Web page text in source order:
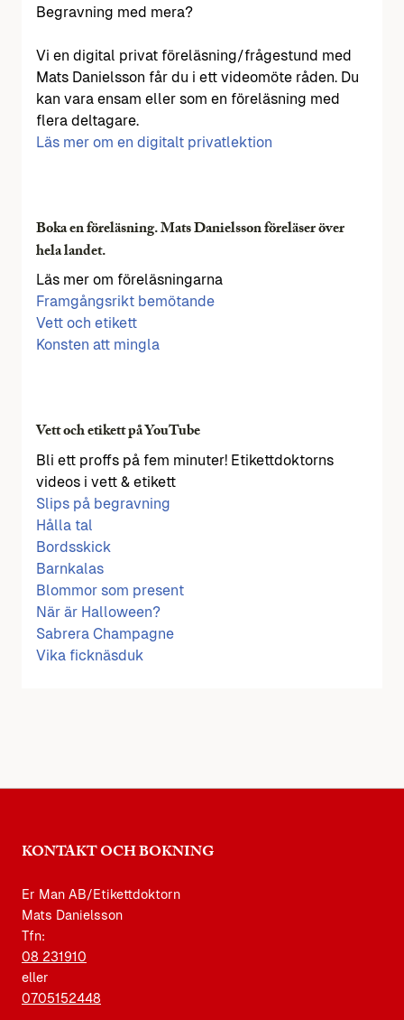
Begravning med mera?
Vi en digital privat föreläsning/frågestund med
Mats Danielsson får du i ett videomöte råden. Du
kan vara ensam eller som en föreläsning med
flera deltagare.
Läs mer om en digitalt privatlektion
Boka en föreläsning. Mats Danielsson föreläser över
hela landet.
Läs mer om föreläsningarna
Framgångsrikt bemötande
Vett och etikett
Konsten att mingla
Vett och etikett på YouTube
Bli ett proffs på fem minuter! Etikettdoktorns
videos i vett & etikett
Slips på begravning
Hålla tal
Bordsskick
Barnkalas
Blommor som present
När är Halloween?
Sabrera Champagne
Vika ficknäsduk
KONTAKT OCH BOKNING
Er Man AB/Etikettdoktorn
Mats Danielsson
Tfn:
08 231910
eller
0705152448